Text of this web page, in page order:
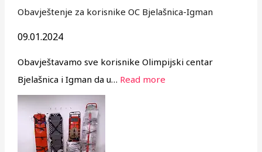
Obavještenje za korisnike OC Bjelašnica-Igman
09.01.2024
Obavještavamo sve korisnike Olimpijski centar
Bjelašnica i Igman da u… Read more